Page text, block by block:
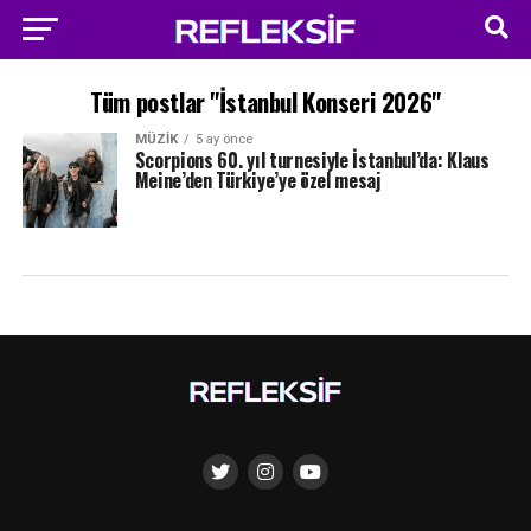
Tüm postlar "İstanbul Konseri 2026"
MÜZIK 5 ay önce
Scorpions 60. yıl turnesiyle İstanbul’da: Klaus
Meine’den Türkiye’ye özel mesaj